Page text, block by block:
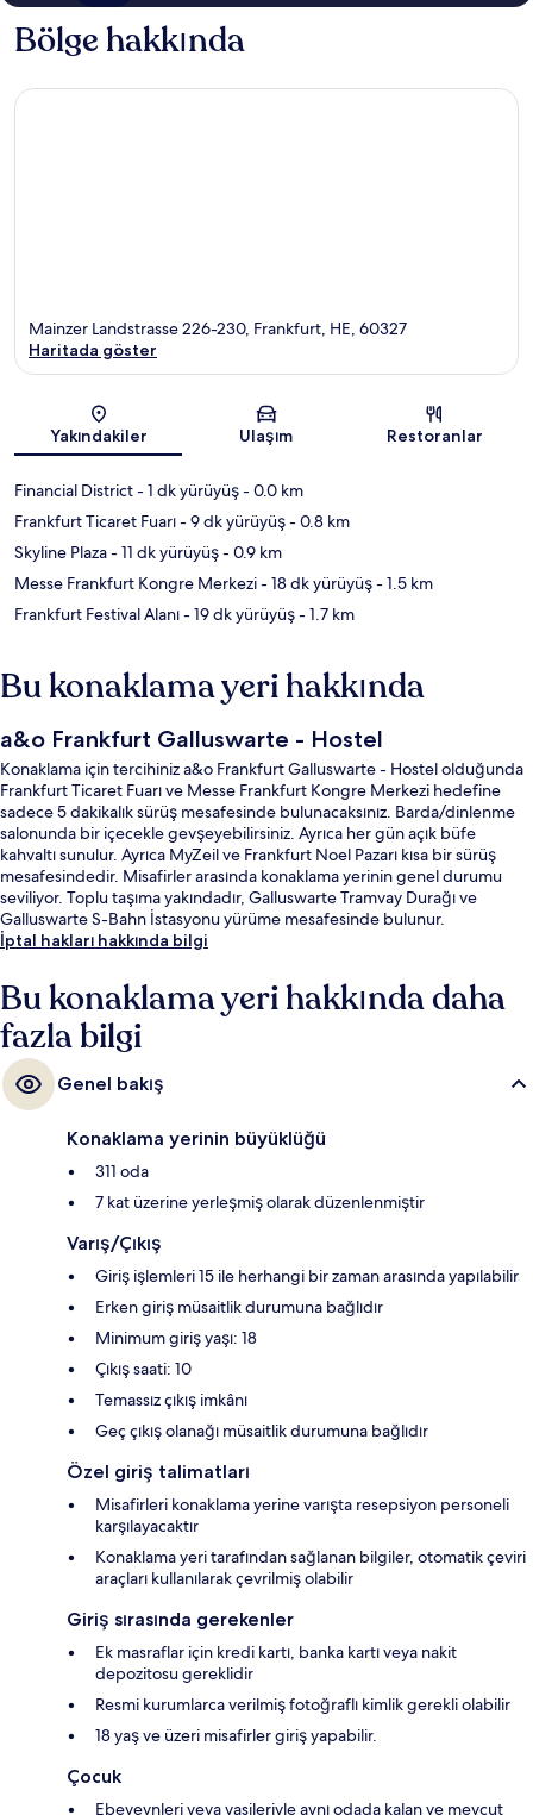
Bölge hakkında
Harita
Mainzer Landstrasse 226-230, Frankfurt, HE, 60327
Haritada göster
Yakındakiler Ulaşım Restoranlar
Financial District- 1 dk yürüyüş- 0.0 km
Frankfurt Ticaret Fuarı- 9 dk yürüyüş- 0.8 km
Skyline Plaza- 11 dk yürüyüş- 0.9 km
Messe Frankfurt Kongre Merkezi- 18 dk yürüyüş- 1.5 km
Frankfurt Festival Alanı- 19 dk yürüyüş- 1.7 km
Bu konaklama yeri hakkında
a&o Frankfurt Galluswarte - Hostel
Konaklama için tercihiniz a&o Frankfurt Galluswarte - Hostel olduğunda
Frankfurt Ticaret Fuarı ve Messe Frankfurt Kongre Merkezi hedefine
sadece 5 dakikalık sürüş mesafesinde bulunacaksınız. Barda/dinlenme
salonunda bir içecekle gevşeyebilirsiniz. Ayrıca her gün açık büfe
kahvaltı sunulur. Ayrıca MyZeil ve Frankfurt Noel Pazarı kısa bir sürüş
mesafesindedir. Misafirler arasında konaklama yerinin genel durumu
seviliyor. Toplu taşıma yakındadır, Galluswarte Tramvay Durağı ve
Galluswarte S-Bahn İstasyonu yürüme mesafesinde bulunur.
İptal hakları hakkında bilgi
Bu konaklama yeri hakkında daha
fazla bilgi
Genel bakış
Konaklama yerinin büyüklüğü
311 oda
7 kat üzerine yerleşmiş olarak düzenlenmiştir
Varış/Çıkış
Giriş işlemleri 15 ile herhangi bir zaman arasında yapılabilir
Erken giriş müsaitlik durumuna bağlıdır
Minimum giriş yaşı: 18
Çıkış saati: 10
Temassız çıkış imkânı
Geç çıkış olanağı müsaitlik durumuna bağlıdır
Özel giriş talimatları
Misafirleri konaklama yerine varışta resepsiyon personeli
karşılayacaktır
Konaklama yeri tarafından sağlanan bilgiler, otomatik çeviri
araçları kullanılarak çevrilmiş olabilir
Giriş sırasında gerekenler
Ek masraflar için kredi kartı, banka kartı veya nakit
depozitosu gereklidir
Resmi kurumlarca verilmiş fotoğraflı kimlik gerekli olabilir
18 yaş ve üzeri misafirler giriş yapabilir.
Çocuk
Ebeveynleri veya vasileriyle aynı odada kalan ve mevcut